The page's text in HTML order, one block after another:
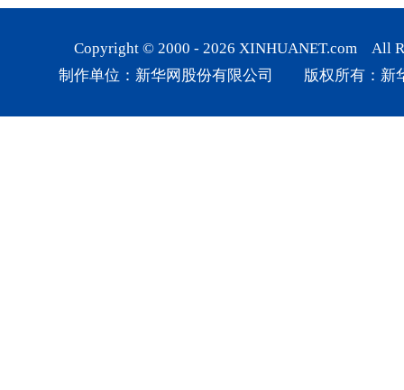
Copyright © 2000 - 2026 XINHUANET.com All
制作单位：新华网股份有限公司 版权所有：新